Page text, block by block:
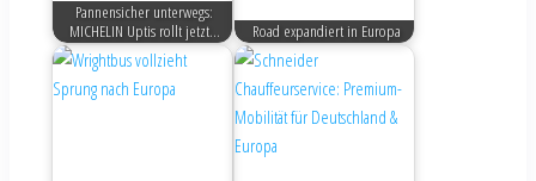
Pannensicher unterwegs:
MICHELIN Uptis rollt jetzt…
Road expandiert in Europa